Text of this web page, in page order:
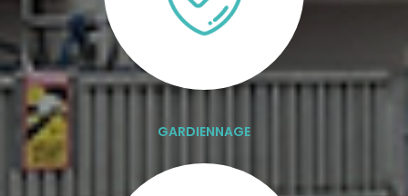
GARDIENNAGE